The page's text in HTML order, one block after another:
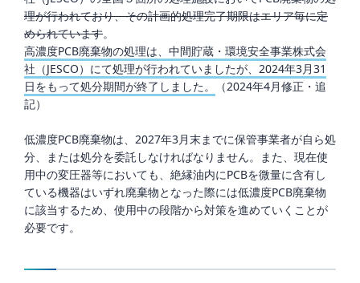
理が行われており、その計画的処理完了期限はエリア毎に定
められています。
高濃度PCB廃棄物の処理は、中間貯蔵・環境安全事業株式会
社（JESCO）にて処理が行われていましたが、2024年3月31
日をもって処分期間が終了しました。
（2024年4月修正・追
記）
低濃度PCB廃棄物は、2027年3月末までに保管事業者が自ら処
分、または処分を委託しなければなりません。また、現在使
用中の変圧器等においても、絶縁油内にPCBを微量に含有し
ている機器はいずれ廃棄物となった際には低濃度PCB廃棄物
に該当するため、使用中の段階から対策を進めていくことが
必要です。